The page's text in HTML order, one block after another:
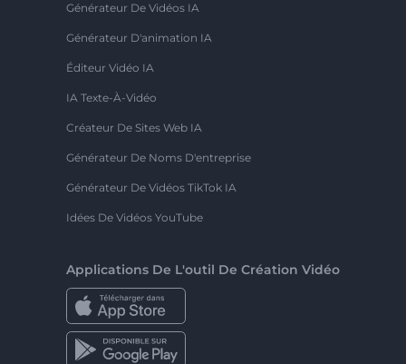
Générateur De Vidéos IA
Générateur D'animation IA
Éditeur Vidéo IA
IA Texte-À-Vidéo
Créateur De Sites Web IA
Générateur De Noms D'entreprise
Générateur De Vidéos TikTok IA
Idées De Vidéos YouTube
Applications De L'outil De Création Vidéo